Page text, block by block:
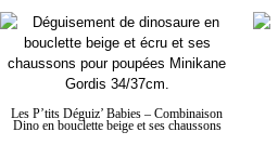
Les P’tits Déguiz’ Babies – Combinaison
Dino en bouclette beige et ses chaussons